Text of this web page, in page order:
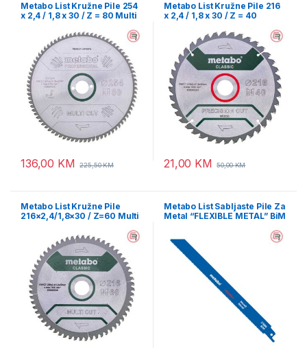
Metabo List Kružne Pile 254
x 2,4 / 1,8 x 30 / Z = 80 Multi
628223000
136,00 KM 225,50KM
Metabo List Kružne Pile 216
x 2,4 / 1,8 x 30 / Z = 40
628060000
21,00 KM 50,00KM
Metabo List Kružne Pile
216×2,4/1,8×30 / Z=60 Multi
Metabo List Sabljaste Pile Za
Metal “FLEXIBLE METAL” BiM